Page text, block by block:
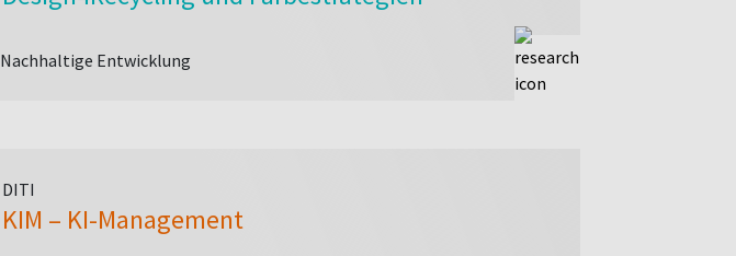
Nachhaltige Entwicklung
DITI
KIM – KI-Management